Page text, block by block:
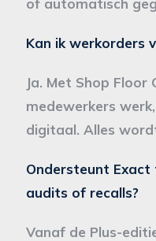
of automatisch
Kan ik werkorders
Ja. Met Shop
medewerkers
digitaal. Alles
Ondersteunt
audits of recalls?
Vanaf de Plus-